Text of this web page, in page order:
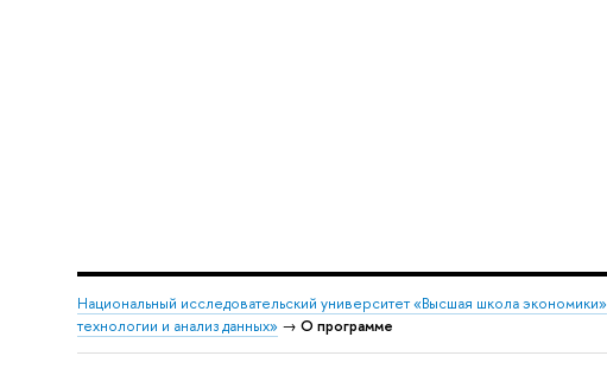
Национальный исследовательский университет «Высшая школа экономики»
технологии и анализ данных» → О программе